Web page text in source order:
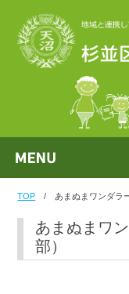
TOP / あまぬまワンダラ
あまぬまワ
部）